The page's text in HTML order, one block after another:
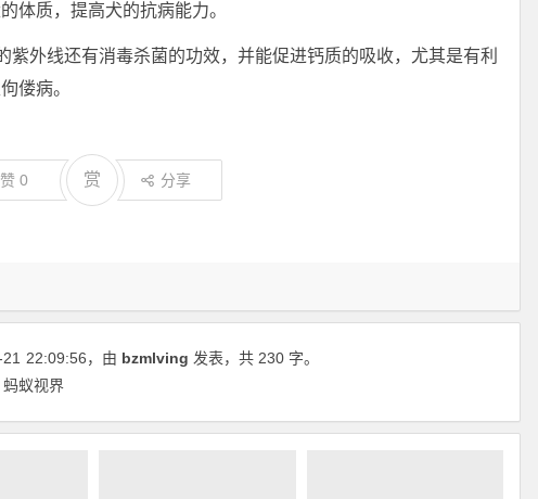
体质，提高犬的抗病能力。
外线还有消毒杀菌的功效，并能促进钙质的吸收，尤其是有利
偻病。
赞 0 赏 分享
22:09:56，由 bzmlving 发表，共 230 字。
蚁视界